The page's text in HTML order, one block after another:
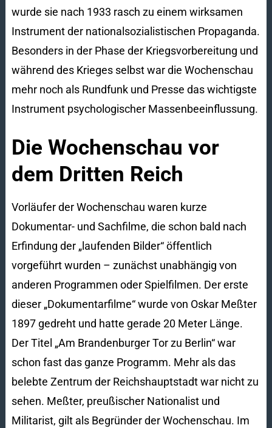
wurde sie nach 1933 rasch zu einem wirksamen
Instrument der nationalsozialistischen Propaganda.
Besonders in der Phase der Kriegsvorbereitung und
während des Krieges selbst war die Wochenschau
mehr noch als Rundfunk und Presse das wichtigste
Instrument psychologischer Massenbeeinflussung.
Die Wochenschau vor
dem Dritten Reich
Vorläufer der Wochenschau waren kurze
Dokumentar- und Sachfilme, die schon bald nach
Erfindung der „laufenden Bilder“ öffentlich
vorgeführt wurden – zunächst unabhängig von
anderen Programmen oder Spielfilmen. Der erste
dieser „Dokumentarfilme“ wurde von Oskar Meßter
1897 gedreht und hatte gerade 20 Meter Länge.
Der Titel „Am Brandenburger Tor zu Berlin“ war
schon fast das ganze Programm. Mehr als das
belebte Zentrum der Reichshauptstadt war nicht zu
sehen. Meßter, preußischer Nationalist und
Militarist, gilt als Begründer der Wochenschau. Im